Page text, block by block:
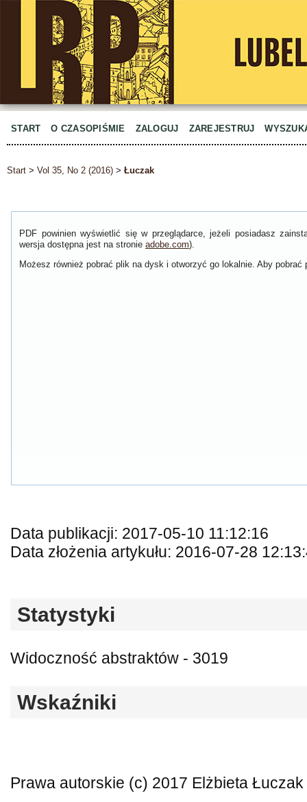
START O CZASOPIŚMIE ZALOGUJ ZAREJESTRUJ
Start > Vol 35, No 2 (2016) > Łuczak
PDF powinien wyświetlić się w przeglądarce, jeżeli posiadasz
wersja dostępna jest na stronie adobe.com).
Możesz również pobrać plik na dysk i otworzyć go lokalnie. Aby
Data publikacji: 2017-05-10 11:12:16
Data złożenia artykułu: 2016-07-28
Statystyki
Widoczność abstraktów - 3019
Wskaźniki
Prawa autorskie (c) 2017 Elżbieta Łuczak